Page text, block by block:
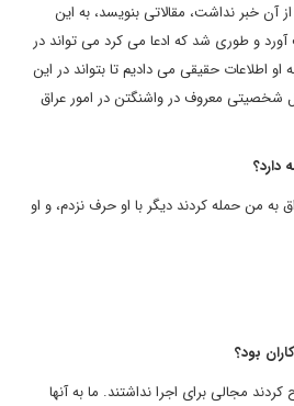
آن خبر نداشت، مقالاتی بنویسد، به این
و طوری شد که ادعا می کرد می تواند در
او اطلاعات حقیقی می دادیم تا بتواند در این
شخصیتی معروف در واشنگتن در امور عراق
دارد؟
به من حمله کردند دیگر با او حرف نزدم، و او
بود؟
مجالی برای اجرا نداشتند. ما به آنها